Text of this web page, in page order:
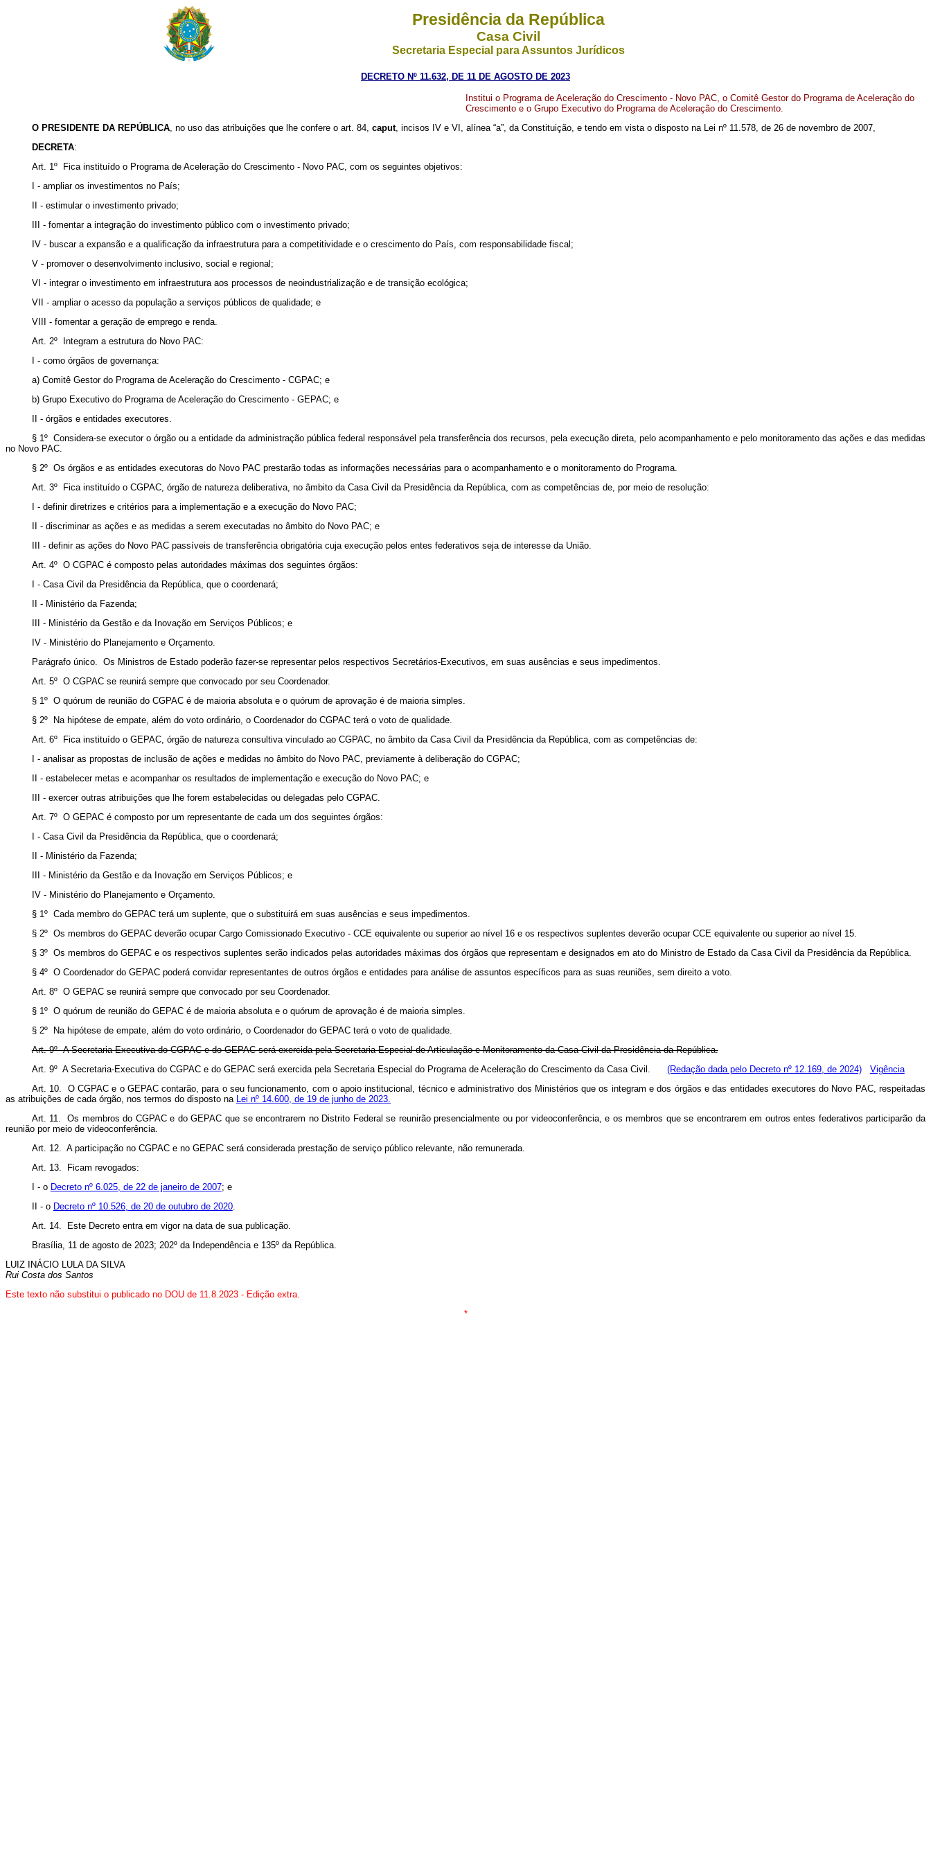
Presidência da República
Casa Civil
Secretaria Especial para Assuntos Jurídicos
DECRETO Nº 11.632, DE 11 DE AGOSTO DE 2023
Institui o Programa de Aceleração do Crescimento - Novo PAC, o Comitê Gestor do Programa de Aceleração do
Crescimento e o Grupo Executivo do Programa de Aceleração do Crescimento.
O PRESIDENTE DA REPÚBLICA, no uso das atribuições que lhe confere o art. 84, caput, incisos IV e VI, alínea “a”, da Constituição, e tendo em vista o disposto na Lei nº 11.578, de 26 de novembro de 2007,
DECRETA:
Art. 1º Fica instituído o Programa de Aceleração do Crescimento - Novo PAC, com os seguintes objetivos:
I - ampliar os investimentos no País;
II - estimular o investimento privado;
III - fomentar a integração do investimento público com o investimento privado;
IV - buscar a expansão e a qualificação da infraestrutura para a competitividade e o crescimento do País, com responsabilidade fiscal;
V - promover o desenvolvimento inclusivo, social e regional;
VI - integrar o investimento em infraestrutura aos processos de neoindustrialização e de transição ecológica;
VII - ampliar o acesso da população a serviços públicos de qualidade; e
VIII - fomentar a geração de emprego e renda.
Art. 2º Integram a estrutura do Novo PAC:
I - como órgãos de governança:
a) Comitê Gestor do Programa de Aceleração do Crescimento - CGPAC; e
b) Grupo Executivo do Programa de Aceleração do Crescimento - GEPAC; e
II - órgãos e entidades executores.
§ 1º Considera-se executor o órgão ou a entidade da administração pública federal responsável pela transferência dos recursos, pela execução direta, pelo acompanhamento e pelo monitoramento das ações e das medidas
no Novo PAC.
§ 2º Os órgãos e as entidades executoras do Novo PAC prestarão todas as informações necessárias para o acompanhamento e o monitoramento do Programa.
Art. 3º Fica instituído o CGPAC, órgão de natureza deliberativa, no âmbito da Casa Civil da Presidência da República, com as competências de, por meio de resolução:
I - definir diretrizes e critérios para a implementação e a execução do Novo PAC;
II - discriminar as ações e as medidas a serem executadas no âmbito do Novo PAC; e
III - definir as ações do Novo PAC passíveis de transferência obrigatória cuja execução pelos entes federativos seja de interesse da União.
Art. 4º O CGPAC é composto pelas autoridades máximas dos seguintes órgãos:
I - Casa Civil da Presidência da República, que o coordenará;
II - Ministério da Fazenda;
III - Ministério da Gestão e da Inovação em Serviços Públicos; e
IV - Ministério do Planejamento e Orçamento.
Parágrafo único. Os Ministros de Estado poderão fazer-se representar pelos respectivos Secretários-Executivos, em suas ausências e seus impedimentos.
Art. 5º O CGPAC se reunirá sempre que convocado por seu Coordenador.
§ 1º O quórum de reunião do CGPAC é de maioria absoluta e o quórum de aprovação é de maioria simples.
§ 2º Na hipótese de empate, além do voto ordinário, o Coordenador do CGPAC terá o voto de qualidade.
Art. 6º Fica instituído o GEPAC, órgão de natureza consultiva vinculado ao CGPAC, no âmbito da Casa Civil da Presidência da República, com as competências de:
I - analisar as propostas de inclusão de ações e medidas no âmbito do Novo PAC, previamente à deliberação do CGPAC;
II - estabelecer metas e acompanhar os resultados de implementação e execução do Novo PAC; e
III - exercer outras atribuições que lhe forem estabelecidas ou delegadas pelo CGPAC.
Art. 7º O GEPAC é composto por um representante de cada um dos seguintes órgãos:
I - Casa Civil da Presidência da República, que o coordenará;
II - Ministério da Fazenda;
III - Ministério da Gestão e da Inovação em Serviços Públicos; e
IV - Ministério do Planejamento e Orçamento.
§ 1º Cada membro do GEPAC terá um suplente, que o substituirá em suas ausências e seus impedimentos.
§ 2º Os membros do GEPAC deverão ocupar Cargo Comissionado Executivo - CCE equivalente ou superior ao nível 16 e os respectivos suplentes deverão ocupar CCE equivalente ou superior ao nível 15.
§ 3º Os membros do GEPAC e os respectivos suplentes serão indicados pelas autoridades máximas dos órgãos que representam e designados em ato do Ministro de Estado da Casa Civil da Presidência da República.
§ 4º O Coordenador do GEPAC poderá convidar representantes de outros órgãos e entidades para análise de assuntos específicos para as suas reuniões, sem direito a voto.
Art. 8º O GEPAC se reunirá sempre que convocado por seu Coordenador.
§ 1º O quórum de reunião do GEPAC é de maioria absoluta e o quórum de aprovação é de maioria simples.
§ 2º Na hipótese de empate, além do voto ordinário, o Coordenador do GEPAC terá o voto de qualidade.
Art. 9º A Secretaria-Executiva do CGPAC e do GEPAC será exercida pela Secretaria Especial de Articulação e Monitoramento da Casa Civil da Presidência da República.
Art. 9º A Secretaria-Executiva do CGPAC e do GEPAC será exercida pela Secretaria Especial do Programa de Aceleração do Crescimento da Casa Civil. (Redação dada pelo Decreto nº 12.169, de 2024)
Vigência
Art. 10. O CGPAC e o GEPAC contarão, para o seu funcionamento, com o apoio institucional, técnico e administrativo dos Ministérios que os integram e dos órgãos e das entidades executores do Novo PAC, respeitadas
as atribuições de cada órgão, nos termos do disposto na Lei nº 14.600, de 19 de junho de 2023.
Art. 11. Os membros do CGPAC e do GEPAC que se encontrarem no Distrito Federal se reunirão presencialmente ou por videoconferência, e os membros que se encontrarem em outros entes federativos participarão da
reunião por meio de videoconferência.
Art. 12. A participação no CGPAC e no GEPAC será considerada prestação de serviço público relevante, não remunerada.
Art. 13. Ficam revogados:
I - o Decreto nº 6.025, de 22 de janeiro de 2007; e
II - o Decreto nº 10.526, de 20 de outubro de 2020.
Art. 14. Este Decreto entra em vigor na data de sua publicação.
Brasília, 11 de agosto de 2023; 202º da Independência e 135º da República.
LUIZ INÁCIO LULA DA SILVA
Rui Costa dos Santos
Este texto não substitui o publicado no DOU de 11.8.2023 - Edição extra.
*